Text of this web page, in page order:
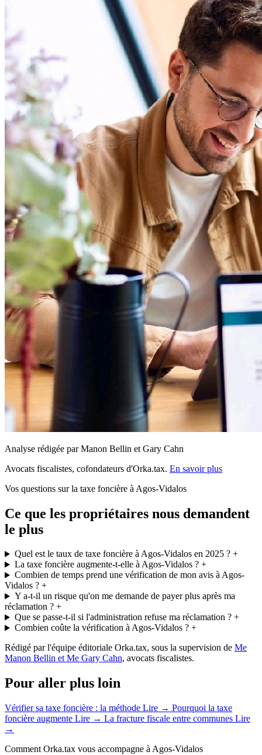
Analyse rédigée par Manon Bellin et Gary Cahn
Avocats fiscalistes, cofondateurs d'Orka.tax. En savoir plus
Vos questions sur la taxe foncière à Agos-Vidalos
Ce que les propriétaires nous demandent
le plus
Quel est le taux de taxe foncière à Agos-Vidalos en 2025 ?+
La taxe foncière augmente-t-elle à Agos-Vidalos ?+
Combien de temps prend une vérification de mon avis à Agos-
Vidalos ? +
Y a-t-il un risque qu'on me demande de payer plus après ma
réclamation ? +
Que se passe-t-il si l'administration refuse ma réclamation ?+
Combien coûte la vérification à Agos-Vidalos ?+
Rédigé par l'équipe éditoriale Orka.tax, sous la supervision de Me
Manon Bellin et Me Gary Cahn, avocats fiscalistes.
Pour aller plus loin
Vérifier sa taxe foncière : la méthode Lire → Pourquoi la taxe
foncière augmente Lire → La fracture fiscale entre communes Lire
→
Comment Orka.tax vous accompagne à Agos-Vidalos